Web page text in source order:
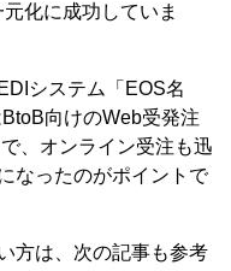
化に成功していま
システム「EOS名
向けのWeb受発注
、オンライン受注も迅
なったのがポイントで
方は、次の記事も参考